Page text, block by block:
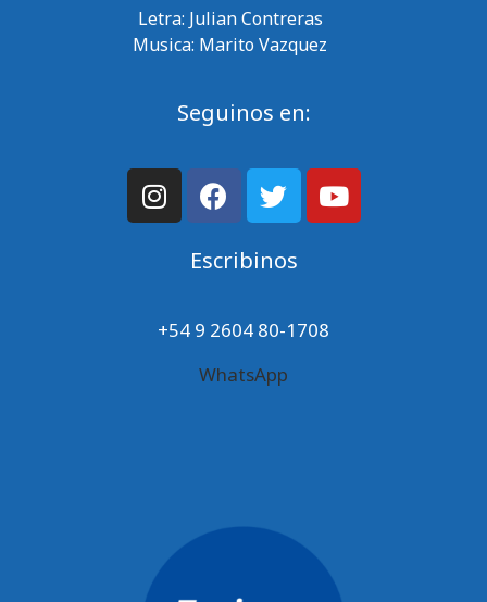
Letra: Julian Contreras
Musica: Marito Vazquez
Seguinos en:
Escribinos
+54 9 2604 80-1708
WhatsApp